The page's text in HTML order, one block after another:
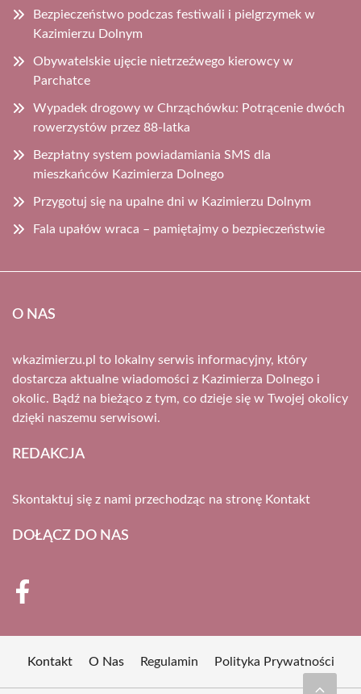
Bezpieczeństwo podczas festiwali i pielgrzymek w
Kazimierzu Dolnym
Obywatelskie ujęcie nietrzeźwego kierowcy w
Parchatce
Wypadek drogowy w Chrząchówku: Potrącenie dwóch
rowerzystów przez 88-latka
Bezpłatny system powiadamiania SMS dla
mieszkańców Kazimierza Dolnego
Przygotuj się na upalne dni w Kazimierzu Dolnym
Fala upałów wraca – pamiętajmy o bezpieczeństwie
O NAS
wkazimierzu.pl to lokalny serwis informacyjny, który
dostarcza aktualne wiadomości z Kazimierza Dolnego i
okolic. Bądź na bieżąco z tym, co dzieje się w Twojej okolicy
dzięki naszemu serwisowi.
REDAKCJA
Skontaktuj się z nami przechodząc na stronę Kontakt
DOŁĄCZ DO NAS
Kontakt O Nas Regulamin Polityka Prywatności